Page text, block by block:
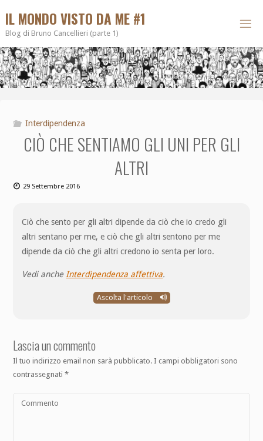
IL MONDO VISTO DA ME #1
Blog di Bruno Cancellieri (parte 1)
Interdipendenza
CIÒ CHE SENTIAMO GLI UNI PER GLI
ALTRI
29 Settembre 2016
Ciò che sento per gli altri dipende da ciò che io credo gli
altri sentano per me, e ciò che gli altri sentono per me
dipende da ciò che gli altri credono io senta per loro.
Vedi anche Interdipendenza affettiva.
Ascolta l'articolo
Lascia un commento
Il tuo indirizzo email non sarà pubblicato. I campi obbligatori sono
contrassegnati*